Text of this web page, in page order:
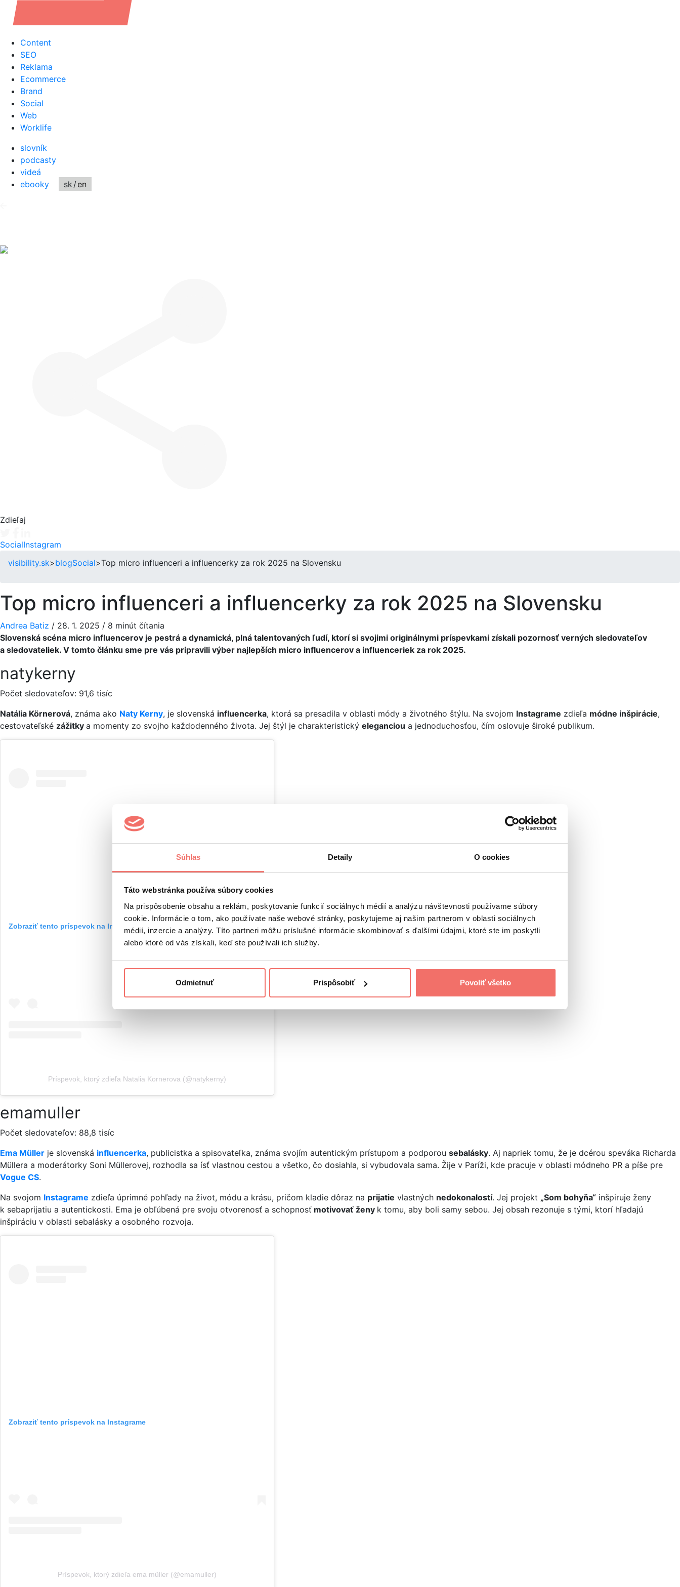
Súhlas Detaily O cookies
Táto webstránka používa súbory cookies
Na prispôsobenie obsahu a reklám, poskytovanie funkcií sociálnych médií a analýzu návštevnosti používame súbory
cookie. Informácie o tom, ako používate naše webové stránky, poskytujeme aj našim partnerom v oblasti sociálnych
médií, inzercie a analýzy. Títo partneri môžu príslušné informácie skombinovať s ďalšími údajmi, ktoré ste im poskytli
alebo ktoré od vás získali, keď ste používali ich služby.
Odmietnuť Prispôsobiť Povoliť všetko
Content
SEO
Reklama
Ecommerce
Brand
Social
Web
Worklife
slovník
podcasty
videá
ebooky
sk/en
Zdieľaj
SocialInstagram
visibility.sk>blogSocial>Top micro influenceri a influencerky za rok 2025 na Slovensku
Top micro influenceri a influencerky za rok 2025 na Slovensku
Andrea Batiz / 28. 1. 2025 / 8 minút čítania
Slovenská scéna micro influencerov je pestrá a dynamická, plná talentovaných ľudí, ktorí si svojimi originálnymi príspevkami získali pozornosť verných sledovateľov
a sledovateliek. V tomto článku sme pre vás pripravili výber najlepších micro influencerov a influenceriek za rok 2025.
natykerny
Počet sledovateľov: 91,6 tisíc
Natália Körnerová, známa ako Naty Kerny, je slovenská influencerka, ktorá sa presadila v oblasti módy a životného štýlu. Na svojom Instagrame zdieľa módne inšpirácie,
cestovateľské zážitky a momenty zo svojho každodenného života. Jej štýl je charakteristický eleganciou a jednoduchosťou, čím oslovuje široké publikum.
Zobraziť tento príspevok na Instagrame
Príspevok, ktorý zdieľa Natalia Kornerova (@natykerny)
emamuller
Počet sledovateľov: 88,8 tisíc
Ema Müller je slovenská influencerka, publicistka a spisovateľka, známa svojím autentickým prístupom a podporou sebalásky. Aj napriek tomu, že je dcérou speváka Richarda
Müllera a moderátorky Soni Müllerovej, rozhodla sa ísť vlastnou cestou a všetko, čo dosiahla, si vybudovala sama. Žije v Paríži, kde pracuje v oblasti módneho PR a píše pre
Vogue CS.
Na svojom Instagrame zdieľa úprimné pohľady na život, módu a krásu, pričom kladie dôraz na prijatie vlastných nedokonalostí. Jej projekt „Som bohyňa“ inšpiruje ženy
k sebaprijatiu a autentickosti. Ema je obľúbená pre svoju otvorenosť a schopnosť motivovať ženy k tomu, aby boli samy sebou. Jej obsah rezonuje s tými, ktorí hľadajú
inšpiráciu v oblasti sebalásky a osobného rozvoja.
Zobraziť tento príspevok na Instagrame
Príspevok, ktorý zdieľa ema müller (@emamuller)